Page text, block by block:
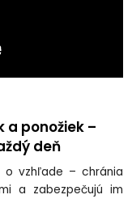
a ponožiek –
deň
o vzhľade – chránia
a zabezpečujú im